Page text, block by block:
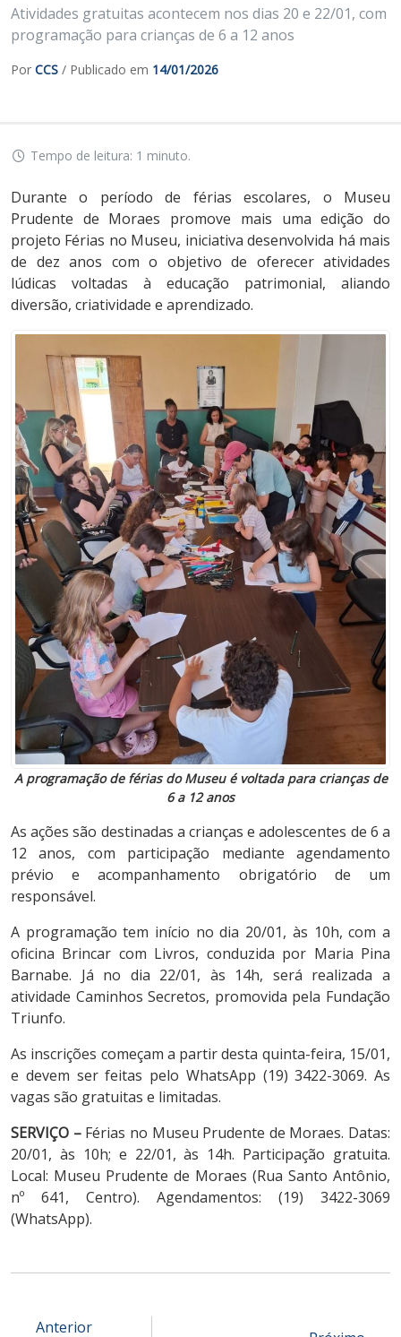
Atividades gratuitas acontecem nos dias 20 e 22/01, com
programação para crianças de 6 a 12 anos
Por CCS / Publicado em 14/01/2026
Tempo de leitura: 1 minuto.
Durante o período de férias escolares, o Museu
Prudente de Moraes promove mais uma edição do
projeto Férias no Museu, iniciativa desenvolvida há mais
de dez anos com o objetivo de oferecer atividades
lúdicas voltadas à educação patrimonial, aliando
diversão, criatividade e aprendizado.
A programação de férias do Museu é voltada para crianças de
6 a 12 anos
As ações são destinadas a crianças e adolescentes de 6 a
12 anos, com participação mediante agendamento
prévio e acompanhamento obrigatório de um
responsável.
A programação tem início no dia 20/01, às 10h, com a
oficina Brincar com Livros, conduzida por Maria Pina
Barnabe. Já no dia 22/01, às 14h, será realizada a
atividade Caminhos Secretos, promovida pela Fundação
Triunfo.
As inscrições começam a partir desta quinta-feira, 15/01,
e devem ser feitas pelo WhatsApp (19) 3422-3069. As
vagas são gratuitas e limitadas.
SERVIÇO – Férias no Museu Prudente de Moraes. Datas:
20/01, às 10h; e 22/01, às 14h. Participação gratuita.
Local: Museu Prudente de Moraes (Rua Santo Antônio,
nº 641, Centro). Agendamentos: (19) 3422-3069
(WhatsApp).
Anterior